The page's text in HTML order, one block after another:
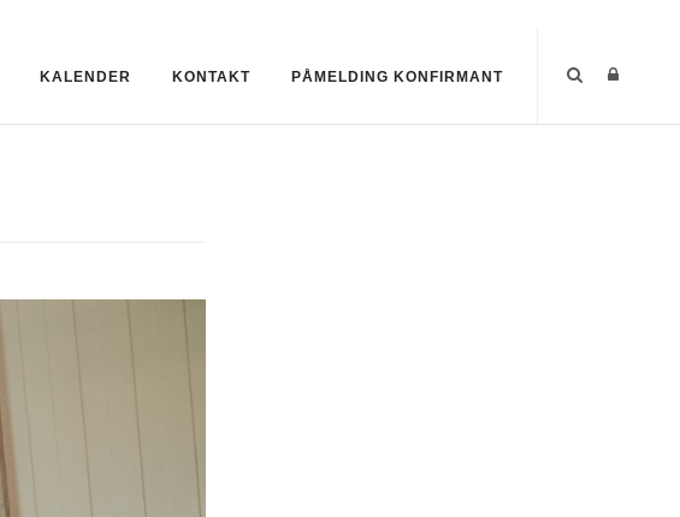
KALENDER KONTAKT PÅMELDING KONFIRMANT